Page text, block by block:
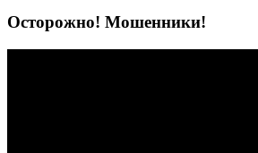
Осторожно! Мошенники!